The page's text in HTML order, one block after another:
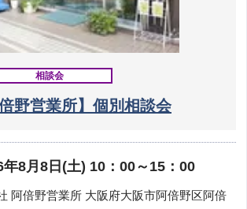
相談会
野営業所】個別相談会
年8月8日(土) 10：00～15：00
阿倍野営業所 大阪府大阪市阿倍野区阿倍